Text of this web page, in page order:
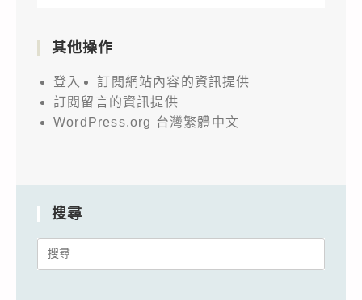
其他操作
登入
訂閱網站內容的資訊提供
訂閱留言的資訊提供
WordPress.org 台灣繁體中文
搜尋
Search